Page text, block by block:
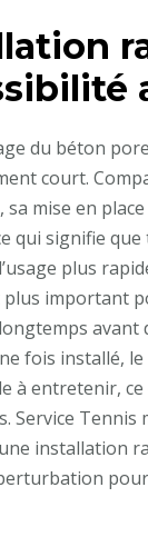
du béton
court.
mise en
qui signifie
plus
plus important
avant
fois installé,
à entretenir,
Service Tennis
installation